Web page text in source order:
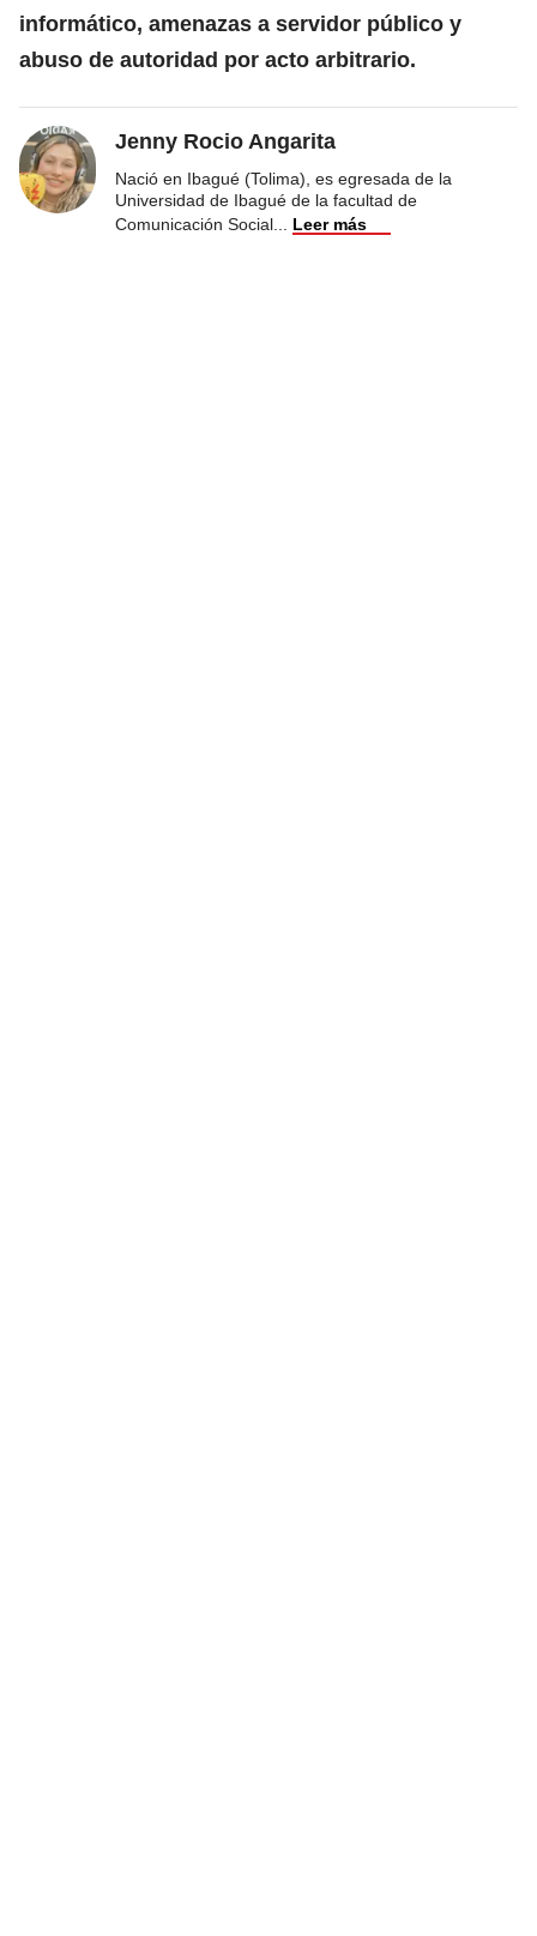
informático, amenazas a servidor público y
abuso de autoridad por acto arbitrario.
Jenny Rocio Angarita
Nació en Ibagué (Tolima), es egresada de la
Universidad de Ibagué de la facultad de
Comunicación Social
Leer más